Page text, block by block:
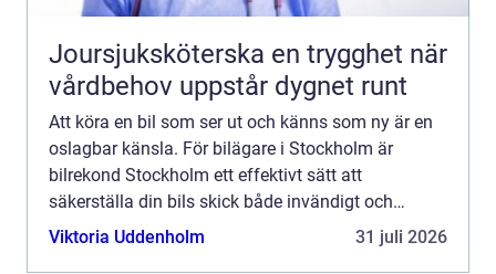
Joursjuksköterska en trygghet när
vårdbehov uppstår dygnet runt
Att köra en bil som ser ut och känns som ny är en
oslagbar känsla. För bilägare i Stockholm är
bilrekond Stockholm ett effektivt sätt att
säkerställa din bils skick både invändigt och
utv&a...
Viktoria Uddenholm 31 juli 2026